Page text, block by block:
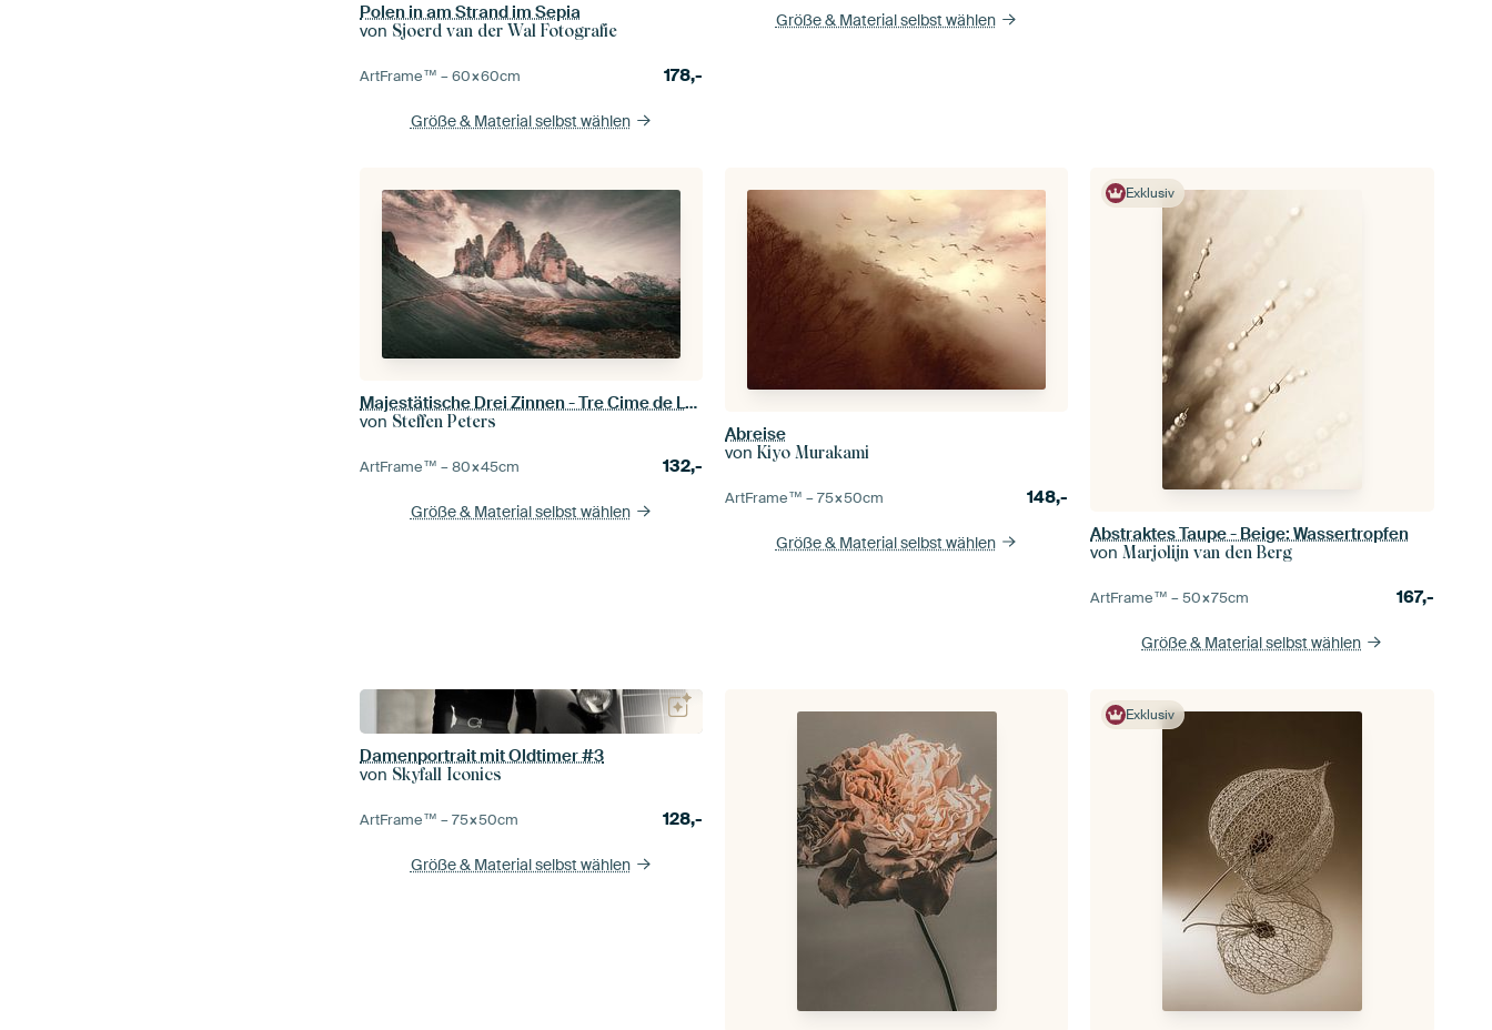
Polen in am Strand im Sepia
von Sjoerd van der Wal Fotografie
ArtFrame™ –60×60cm 178,-
Größe & Material selbst wählen
Größe & Material selbst wählen
Majestätische Drei Zinnen - Tre Cime de Lavaredo
von Steffen Peters
ArtFrame™ –80×45cm 132,-
Größe & Material selbst wählen
Abreise
vonKiyo Murakami
ArtFrame™ –75×50cm 148,-
Größe & Material selbst wählen
Exklusiv
Abstraktes Taupe - Beige: Wassertropfen
vonMarjolijn van den Berg
ArtFrame™ –50×75cm 167,-
Größe & Material selbst wählen
Damenportrait mit Oldtimer #3
von Skyfall Iconics
ArtFrame™ –75×50cm 128,-
Größe & Material selbst wählen
Exklusiv